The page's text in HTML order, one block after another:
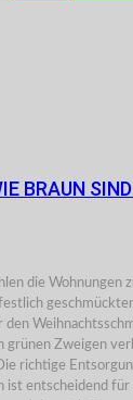
BRAUN
die Wohnungen
grünen Zweigen
richtige
ist entscheidend